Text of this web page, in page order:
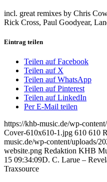
incl. great remixes by Chris
Rick Cross, Paul Goodyear,
Eintrag teilen
Teilen auf Facebook
Teilen auf X
Teilen auf WhatsApp
Teilen auf Pinterest
Teilen auf LinkedIn
Per E-Mail teilen
https://khb-music.de/wp-
Cover-610x610-1.jpg 610 610
music.de/wp-content/uploads/
website.png Redaktion KHB
15 09:34:09D. C. Larue –
Traxsource